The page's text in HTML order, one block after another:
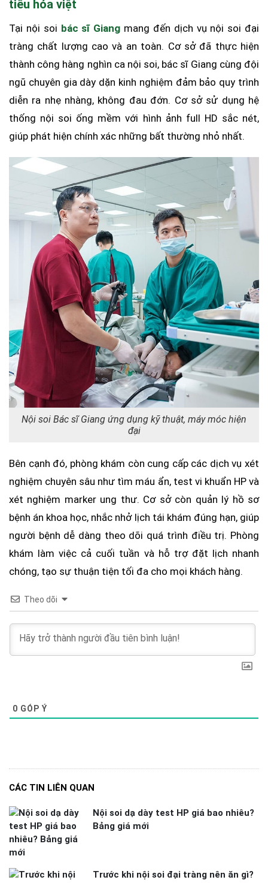
tiêu hóa việt
Tại nội soi bác sĩ Giang mang đến dịch vụ nội soi đại
tràng chất lượng cao và an toàn. Cơ sở đã thực hiện
thành công hàng nghìn ca nội soi, bác sĩ Giang cùng đội
ngũ chuyên gia dày dặn kinh nghiệm đảm bảo quy trình
diễn ra nhẹ nhàng, không đau đớn. Cơ sở sử dụng hệ
thống nội soi ống mềm với hình ảnh full HD sắc nét,
giúp phát hiện chính xác những bất thường nhỏ nhất.
Nội soi Bác sĩ Giang ứng dụng kỹ thuật, máy móc hiện
đại
Bên cạnh đó, phòng khám còn cung cấp các dịch vụ xét
nghiệm chuyên sâu như tìm máu ẩn, test vi khuẩn HP và
xét nghiệm marker ung thư. Cơ sở còn quản lý hồ sơ
bệnh án khoa học, nhắc nhở lịch tái khám đúng hạn, giúp
người bệnh dễ dàng theo dõi quá trình điều trị. Phòng
khám làm việc cả cuối tuần và hỗ trợ đặt lịch nhanh
chóng, tạo sự thuận tiện tối đa cho mọi khách hàng.
Theo dõi
0 GÓP Ý
CÁC TIN LIÊN QUAN
Nội soi dạ dày test HP giá bao nhiêu?
Bảng giá mới
Trước khi nội soi đại tràng nên ăn gì?